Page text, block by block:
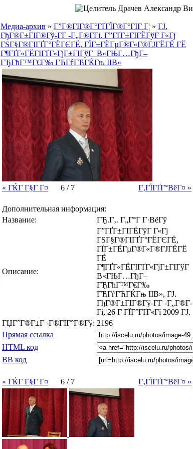
Медиа-архив » Г”Г®ГІГ®Г°ГҐГЇГ®Г°ГІГ Г¦ » ГЈ.
ГђГ®Г±ГІГ®Гў-Г­Г -Г„Г®Г­Гі. Г”ГҐГ±ГІГЁГўГ Г«Гј
ГЅГ§Г®ГІГҐГ°ГЁГЄГЁ, ГЇГ±ГЁГµГ®Г«Г®ГЈГЁГЁ ГЁ
Г¶ГҐГ«ГЁГІГҐГ«ГјГ±ГІГўГ В«ГЊГ…ГђГ–
ГЂГћГ™Г€Г‰ ГЋГѓГЋГЌГњ IIВ»
« ГЌГ Г§Г Г¤ 6 / 7 Г‚ГЇГҐГ°ВёГ¤ »
Дополнительная информация:
Название:
ГЂ.Г‚. Г„Г°Г Г·ВёГў
Описание:
Г”ГҐГ±ГІГЁГўГ Г«Гј
ГЅГ§Г®ГІГҐГ°ГЁГЄГЁ,
ГЇГ±ГЁГµГ®Г«Г®ГЈГЁГЁ
ГЁ
Г¶ГҐГ«ГЁГІГҐГ«ГјГ±ГІГўГ
В«ГЊГ…ГђГ–
ГЂГћГ™Г€Г‰
ГЋГѓГЋГЌГњ IIВ», ГЈ.
ГђГ®Г±ГІГ®Гў-Г­Г -Г„Г®Г­
Гі, 26 Г ГЇГ°ГҐГ«Гї 2009 ГЈ.
ГЏГ°Г®Г±Г¬Г®ГІГ°Г®Гў: 2196
Прямая ссылка
HTML код
BB код
« ГЌГ Г§Г Г¤ 6 / 7 Г‚ГЇГҐГ°ВёГ¤ »